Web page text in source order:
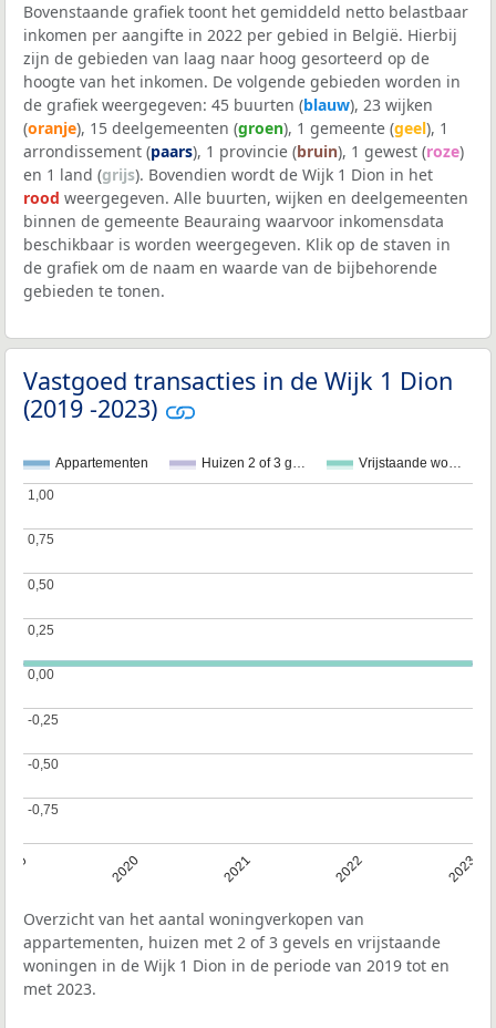
Bovenstaande grafiek toont het gemiddeld netto belastbaar
inkomen per aangifte in 2022 per gebied in België. Hierbij
zijn de gebieden van laag naar hoog gesorteerd op de
hoogte van het inkomen. De volgende gebieden worden in
de grafiek weergegeven: 45 buurten (blauw), 23 wijken
(oranje), 15 deelgemeenten (groen), 1 gemeente (geel), 1
arrondissement (paars), 1 provincie (bruin), 1 gewest (roze)
en 1 land (grijs). Bovendien wordt de Wijk 1 Dion in het
rood weergegeven. Alle buurten, wijken en deelgemeenten
binnen de gemeente Beauraing waarvoor inkomensdata
beschikbaar is worden weergegeven. Klik op de staven in
de grafiek om de naam en waarde van de bijbehorende
gebieden te tonen.
Vastgoed transacties in de Wijk 1 Dion
(2019 -2023)
Appartementen Huizen 2 of 3 g… Vrijstaande wo…
2020 2021 2022 2023
-0,75
-0,75
-0,50
-0,50
-0,25
-0,25
0,00
0,00
0,25
0,25
0,50
0,50
0,75
0,75
1,00
1,00
Overzicht van het aantal woningverkopen van
appartementen, huizen met 2 of 3 gevels en vrijstaande
woningen in de Wijk 1 Dion in de periode van 2019 tot en
met 2023.